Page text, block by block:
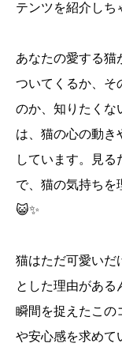
テンツを紹介しち
あなたの愛する猫
ついてくるか、そ
のか、知りたくな
は、猫の心の動き
しています。見
で、猫の気持ちを
😺✨
猫はただ可愛いだ
とした理由がある
瞬間を捉えたこの
や安心感を求めて